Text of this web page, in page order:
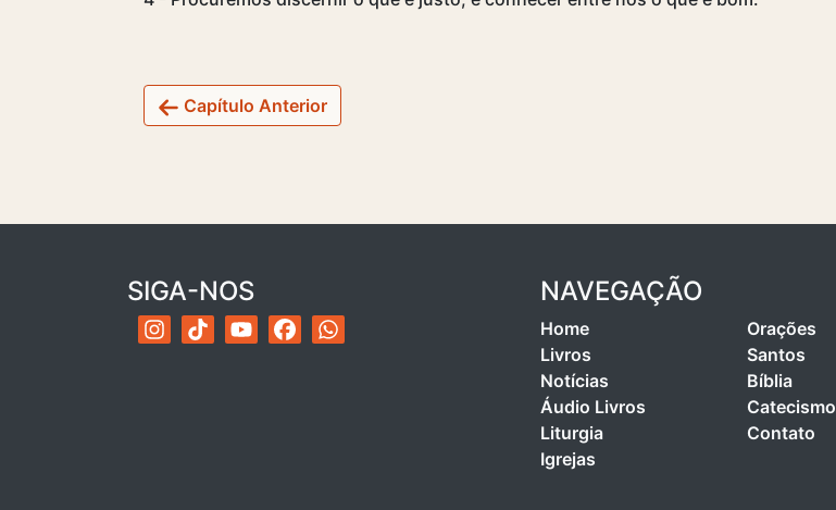
Capítulo Anterior
SIGA-NOS NAVEGAÇÃO
Home
Livros
Notícias
Áudio Livros
Liturgia
Igrejas
Orações
Santos
Bíblia
Catecismo
Contato